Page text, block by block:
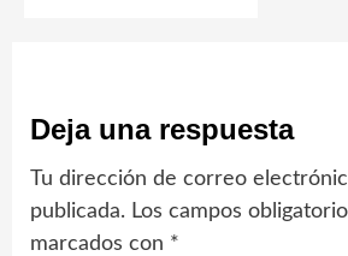
Deja una respuesta
Tu dirección de correo
publicada. Los campos
marcados con *